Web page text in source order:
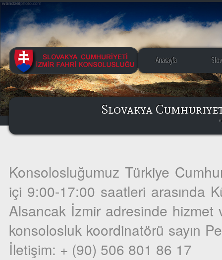
Anasayfa
Slovakya
Konsolosluğumuz Türkiye
içi 9:00-17:00 saatleri arasında
Alsancak İzmir adresinde hizmet
konsolosluk koordinatörü sayın
İletişim: + (90) 506 801 86 17